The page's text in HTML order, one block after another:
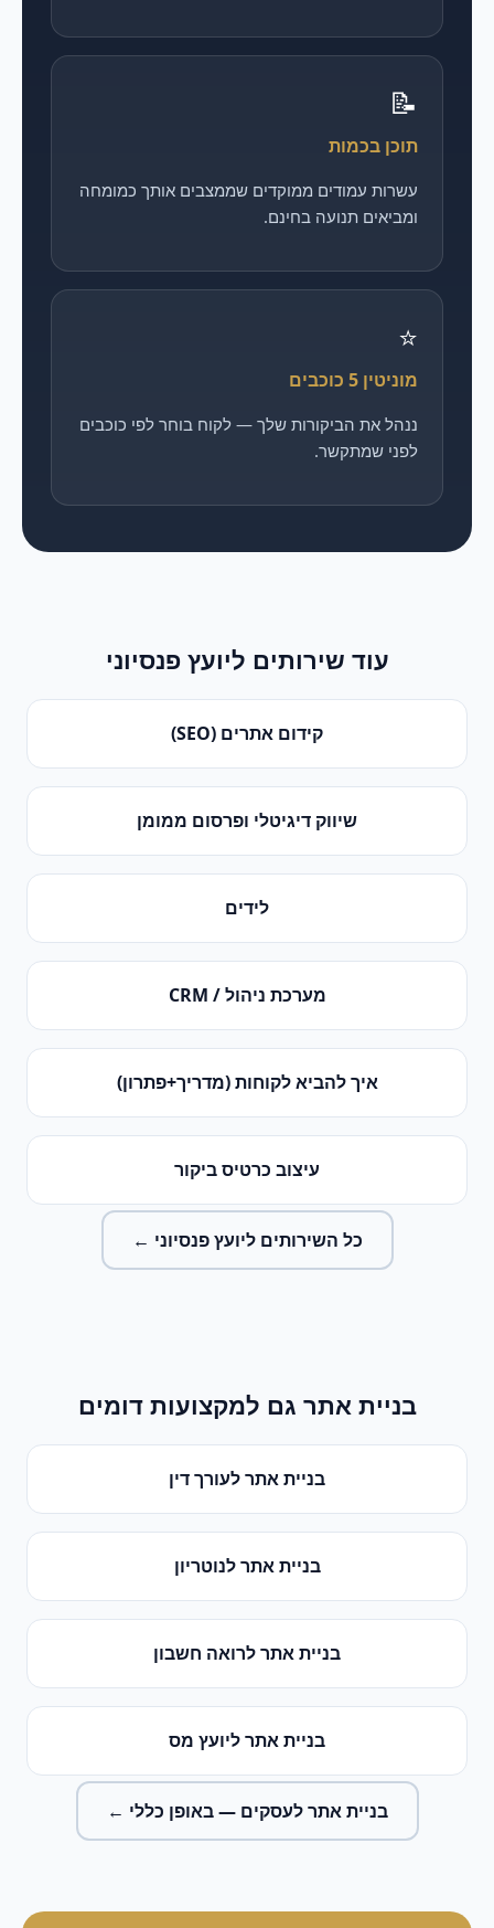
📝
תוכן בכמות
עשרות עמודים ממוקדים שממצבים אותך כמומחה
ומביאים תנועה בחינם.
⭐
מוניטין 5 כוכבים
ננהל את הביקורות שלך — לקוח בוחר לפי כוכבים
לפני שמתקשר.
עוד שירותים ליועץ פנסיוני
קידום אתרים (SEO)
שיווק דיגיטלי ופרסום ממומן
לידים
מערכת ניהול / CRM
איך להביא לקוחות (מדריך+פתרון)
עיצוב כרטיס ביקור
כל השירותים ליועץ פנסיוני ←
בניית אתר גם למקצועות דומים
בניית אתרלעורך דין
בניית אתרלנוטריון
בניית אתרלרואה חשבון
בניית אתרליועץ מס
בניית אתר לעסקים — באופן כללי ←